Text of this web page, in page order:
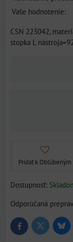
Vaše hodnotenie:
CSN 223042,
stopka L
Pridať k Obľúbeným
Dostupnosť:
FacebookTwitter